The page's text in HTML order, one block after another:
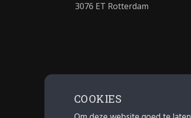
3076 ET Rotterdam
COOKIES